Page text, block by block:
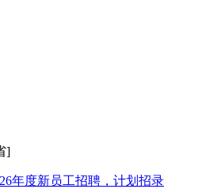
]
年度新员工招聘，计划招录